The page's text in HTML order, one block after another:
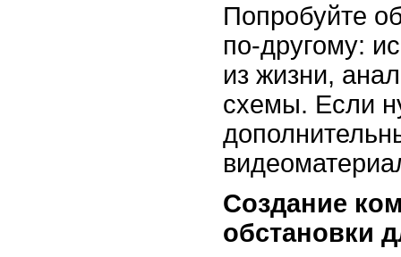
Попробуйте
по-другому:
из жизни,
схемы. Если
Создание
обстановки